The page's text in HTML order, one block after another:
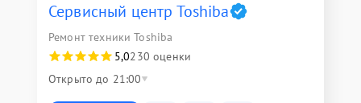
Сервисный центр Toshiba
Ремонт техники Toshiba
5,0230 оценки
Открыто до 21:00